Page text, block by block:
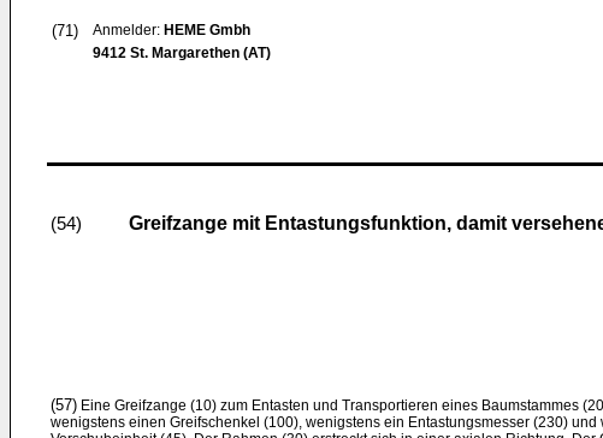
(71) Anmelder: HEME Gmbh
9412 St. Margarethen (AT)
(54) Greifzange mit Entastungsfunktion, damit
(57) Eine Greifzange (10) zum Entasten und Transportieren eines Baumstammes
wenigstens einen Greifschenkel (100), wenigstens ein Entastungsmesser (230) und